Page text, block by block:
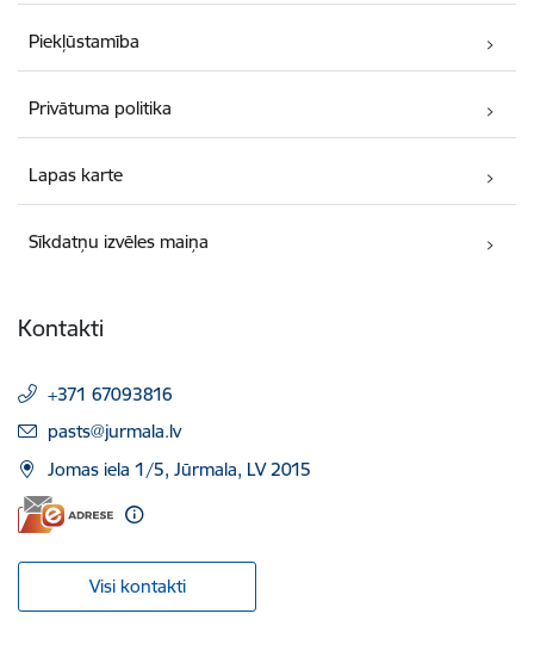
Piekļūstamība
Privātuma politika
Lapas karte
Sīkdatņu izvēles maiņa
Kontakti
+371 67093816
E-pasts:
pasts@jurmala.lv
Jomas iela 1/5, Jūrmala, LV 2015
Visi kontakti